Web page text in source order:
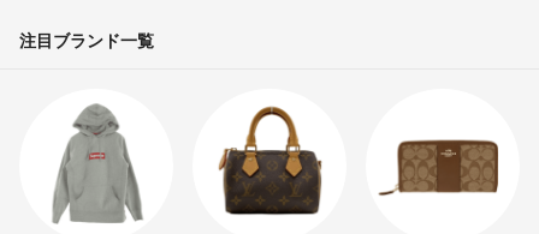
出品者
一袋だけ購入させていただけませんか？
- 1年以上前
注目ブランド一覧